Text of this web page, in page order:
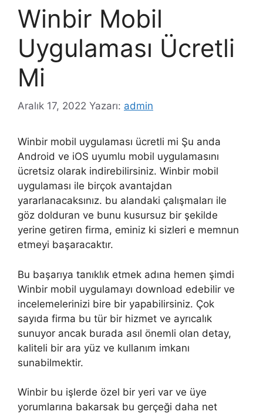
Winbir Mobil
Uygulaması Ücretli
Mi
Aralık 17, 2022 Yazarı: admin
Winbir mobil uygulaması ücretli mi Şu anda
Android ve iOS uyumlu mobil uygulamasını
ücretsiz olarak indirebilirsiniz. Winbir mobil
uygulaması ile birçok avantajdan
yararlanacaksınız. bu alandaki çalışmaları ile
göz dolduran ve bunu kusursuz bir şekilde
yerine getiren firma, eminiz ki sizleri e memnun
etmeyi başaracaktır.
Bu başarıya tanıklık etmek adına hemen şimdi
Winbir mobil uygulamayı download edebilir ve
incelemelerinizi bire bir yapabilirsiniz. Çok
sayıda firma bu tür bir hizmet ve ayrıcalık
sunuyor ancak burada asıl önemli olan detay,
kaliteli bir ara yüz ve kullanım imkanı
sunabilmektir.
Winbir bu işlerde özel bir yeri var ve üye
yorumlarına bakarsak bu gerçeği daha net